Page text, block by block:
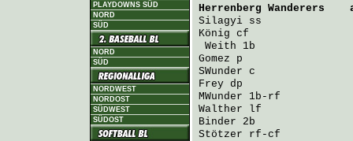
PLAYDOWNS SÜD
NORD
SÜD
NORD
SÜD
NORDWEST
NORDOST
SÜDWEST
SÜDOST
Herrenberg Wanderers
Silagyi ss               4
König cf                 3
Weith 1b
Gomez p                  4
SWunder c                4
Frey dp                  3
MWunder 1b-rf
Walther lf               4
Binder 2b
Stötzer rf-cf            4